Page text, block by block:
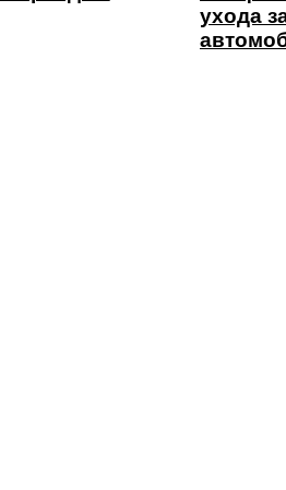
ухода